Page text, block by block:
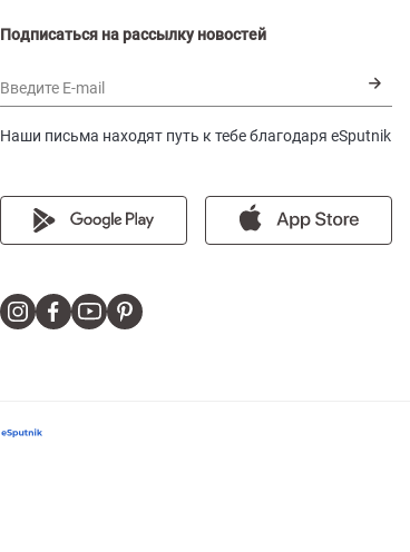
Подписаться на рассылку новостей
Введите E-mail
Наши письма находят путь к тебе благодаря eSputnik